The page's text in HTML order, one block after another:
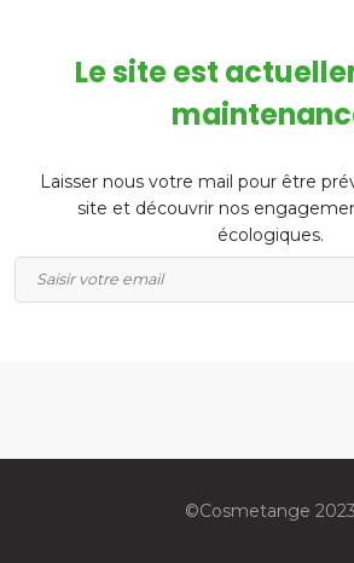
Le site est
Laisser nous votre mail pour être
site et découvrir nos
écologiques.
©️Cosmetange 2023